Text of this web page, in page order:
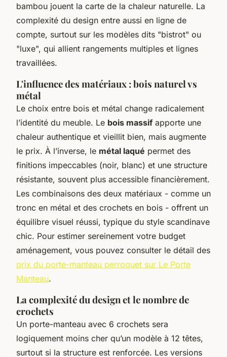
bambou jouent la carte de la chaleur naturelle. La
complexité du design entre aussi en ligne de
compte, surtout sur les modèles dits "bistrot" ou
"luxe", qui allient rangements multiples et lignes
travaillées.
L'influence des matériaux : bois naturel vs
métal
Le choix entre bois et métal change radicalement
l’identité du meuble. Le bois massif apporte une
chaleur authentique et vieillit bien, mais augmente
le prix. À l’inverse, le métal laqué permet des
finitions impeccables (noir, blanc) et une structure
résistante, souvent plus accessible financièrement.
Les combinaisons des deux matériaux - comme un
tronc en métal et des crochets en bois - offrent un
équilibre visuel réussi, typique du style scandinave
chic. Pour estimer sereinement votre budget
aménagement, vous pouvez consulter le détail des
prix du porte-manteau perroquet sur Le Porte
Manteau.
La complexité du design et le nombre de
crochets
Un porte-manteau avec 6 crochets sera
logiquement moins cher qu’un modèle à 12 têtes,
surtout si la structure est renforcée. Les versions